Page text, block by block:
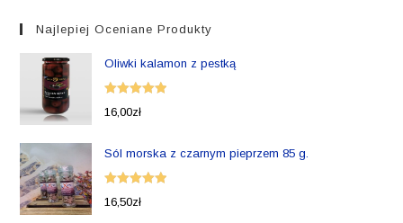
Najlepiej Oceniane Produkty
Oliwki kalamon z pestką
Oceniono
16,00zł
Sól morska z czarnym pieprzem 85 g.
Oceniono
16,50zł